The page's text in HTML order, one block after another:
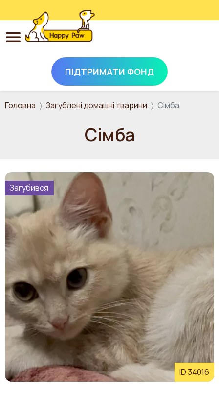
Перейти до основного вмісту
ПІДТРИМАТИ ФОНД
Головна Загублені домашні тварини Сімба
Сімба
ID 34016
Загубився